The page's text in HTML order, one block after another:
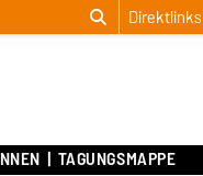
Direktlinks
TAGUNGSMAPPE